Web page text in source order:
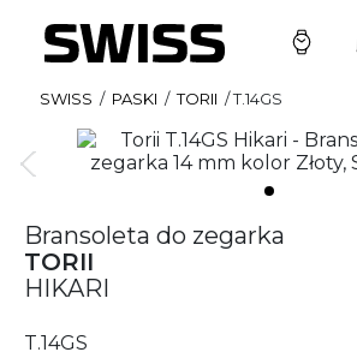
SWISS / PASKI / TORII /T.14GS
Bransoleta do zegarka
TORII
HIKARI
T.14GS